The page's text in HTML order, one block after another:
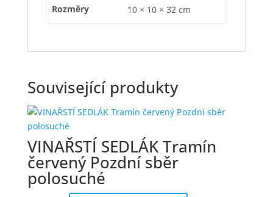
Rozměry 10 × 10 × 32 cm
Související produkty
VINAŘSTÍ SEDLÁK Tramín
červený Pozdní sběr
polosuché